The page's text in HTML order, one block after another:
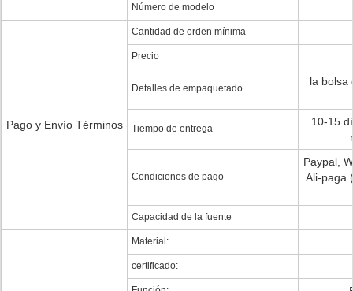
Número de modelo
Pago y Envío Términos
Cantidad de orden mínima
Precio
Detalles de empaquetado
la bolsa
Tiempo de entrega
10-15
Condiciones de pago
Paypal,
Ali-paga
Capacidad de la fuente
Material:
certificado: